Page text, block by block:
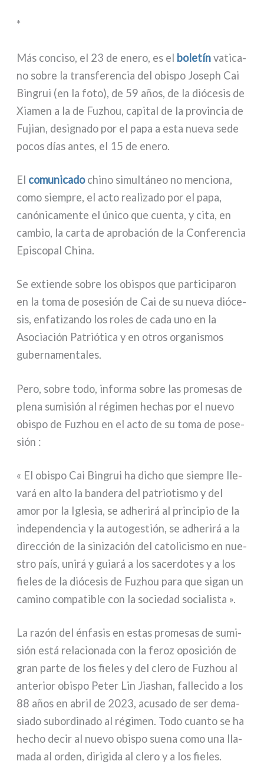
*
Más con­ci­so, el 23 de ene­ro, es el bole­tínvati­ca­
no sobre la trans­fe­ren­cia del obi­spo Joseph Cai
Bingrui (en la foto), de 59 años, de la dió­ce­sis de
Xiamen a la de Fuzhou, capi­tal de la pro­vin­cia de
Fujian, desi­gna­do por el papa a esta nue­va sede
pocos días antes, el 15 de ene­ro.
El comu­ni­ca­dochi­no simul­tá­neo no men­cio­na,
como siem­pre, el acto rea­li­za­do por el papa,
canó­ni­ca­men­te el úni­co que cuen­ta, y cita, en
cam­bio, la car­ta de apro­ba­ción de la Conferencia
Episcopal China.
Se extien­de sobre los obi­spos que par­ti­ci­pa­ron
en la toma de pose­sión de Cai de su nue­va dió­ce­
sis, enfa­ti­zan­do los roles de cada uno en la
Asociación Patriótica y en otros orga­ni­smos
guber­na­men­ta­les.
Pero, sobre todo, infor­ma sobre las pro­me­sas de
ple­na sumi­sión al régi­men hechas por el nue­vo
obi­spo de Fuzhou en el acto de su toma de pose­
sión :
« El obi­spo Cai Bingrui ha dicho que siem­pre lle­
va­rá en alto la ban­de­ra del patrio­ti­smo y del
amor por la Iglesia, se adhe­ri­rá al prin­ci­pio de la
inde­pen­den­cia y la auto­ge­stión, se adhe­ri­rá a la
direc­ción de la sini­za­ción del cato­li­ci­smo en nue­
stro país, uni­rá y guia­rá a los sacer­do­tes y a los
fie­les de la dió­ce­sis de Fuzhou para que sigan un
cami­no com­pa­ti­ble con la socie­dad socia­li­sta ».
La razón del énfa­sis en estas pro­me­sas de sumi­
sión está rela­cio­na­da con la feroz opo­si­ción de
gran par­te de los fie­les y del cle­ro de Fuzhou al
ante­rior obi­spo Peter Lin Jiashan, fal­le­ci­do a los
88 años en abril de 2023, acu­sa­do de ser dema­
sia­do subor­di­na­do al régi­men. Todo cuan­to se ha
hecho decir al nue­vo obi­spo sue­na como una lla­
ma­da al orden, diri­gi­da al cle­ro y a los fie­les.